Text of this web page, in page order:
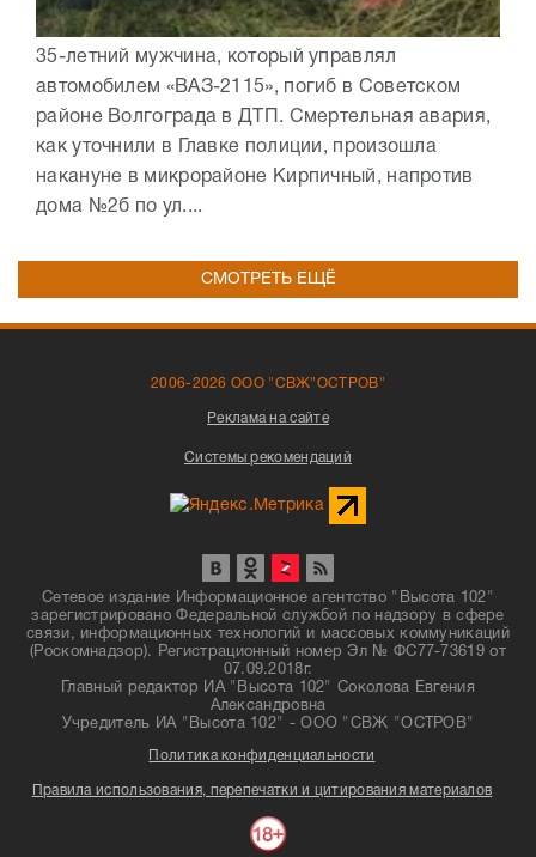
35-летний мужчина, который управлял
автомобилем «ВАЗ-2115», погиб в Советском
районе Волгограда в ДТП. Смертельная авария,
как уточнили в Главке полиции, произошла
накануне в микрорайоне Кирпичный, напротив
дома №2б по ул....
СМОТРЕТЬ ЕЩЁ
2006-2026 ООО "СВЖ"ОСТРОВ"
Реклама на сайте
Системы рекомендаций
Сетевое издание Информационное агентство "Высота 102"
зарегистрировано Федеральной службой по надзору в сфере
связи, информационных технологий и массовых коммуникаций
(Роскомнадзор). Регистрационный номер Эл № ФС77-73619 от
07.09.2018г.
Главный редактор ИА "Высота 102" Соколова Евгения
Александровна
Учредитель ИА "Высота 102" - ООО "СВЖ "ОСТРОВ"
Политика конфиденциальности
Правила использования, перепечатки и цитирования материалов